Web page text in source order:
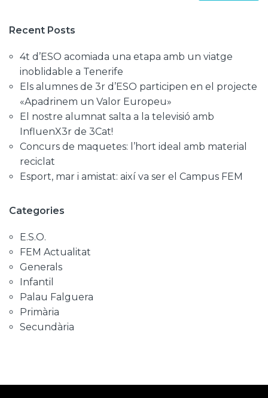
Recent Posts
4t d’ESO acomiada una etapa amb un viatge
inoblidable a Tenerife
Els alumnes de 3r d’ESO participen en el projecte
«Apadrinem un Valor Europeu»
El nostre alumnat salta a la televisió amb
InfluenX3r de 3Cat!
Concurs de maquetes: l’hort ideal amb material
reciclat
Esport, mar i amistat: així va ser el Campus FEM
Categories
E.S.O.
FEM Actualitat
Generals
Infantil
Palau Falguera
Primària
Secundària